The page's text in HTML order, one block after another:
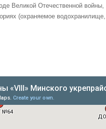
Великой Отечественной
(охраняемое